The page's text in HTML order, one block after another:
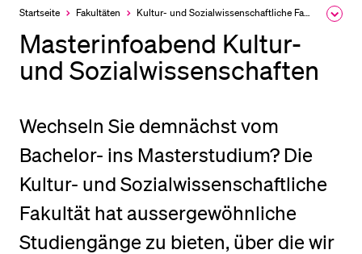
Startseite Fakultäten Kultur- und Sozial­­wissenschaftliche Fakultät
Masterinfoabend Kultur-
und Sozialwissenschaften
Wechseln Sie demnächst vom
Bachelor- ins Masterstudium? Die
Kultur- und Sozialwissenschaftliche
Fakultät hat aussergewöhnliche
Studiengänge zu bieten, über die wir
Schulklassen und Lehrpersonen
Studien­interessierte
Studierende
Mitarbeitende
Alumni
Stellensuchende